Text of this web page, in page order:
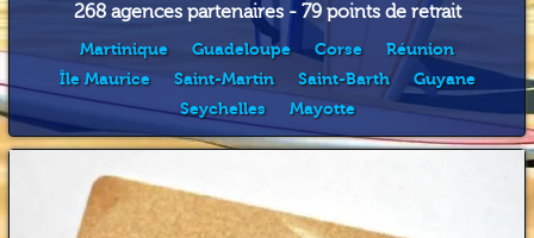
268 agences partenaires - 79 points de retrait
Martinique Guadeloupe Corse
Réunion
Île Maurice
Saint-Martin Saint-Barth
Guyane
Seychelles
Mayotte